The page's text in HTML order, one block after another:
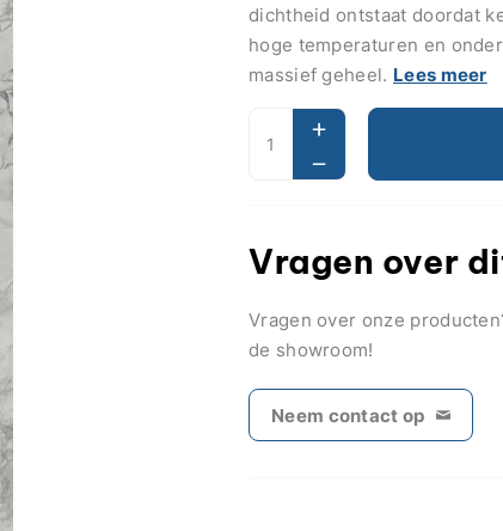
dichtheid ontstaat doordat
hoge temperaturen en
massief geheel. Lees meer
Vragen over
Vragen over onze
de showroom!
Neem contact op